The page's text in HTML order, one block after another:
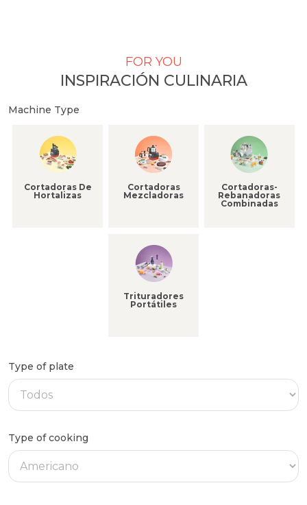
FOR YOU
INSPIRACIÓN CULINARIA
Machine Type
Cortadoras De
Hortalizas
Cortadoras
Mezcladoras
Cortadoras-
Rebanadoras
Combinadas
Trituradores
Portátiles
Type of plate
Type of cooking